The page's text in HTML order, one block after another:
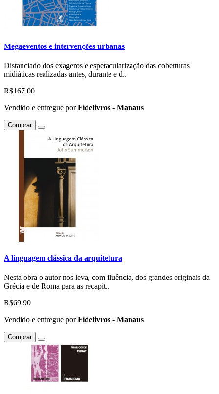
Megaeventos e intervenções urbanas
Distanciado dos exageros e espetacularização das coberturas
midiáticas realizadas antes, durante e d..
R$167,00
Vendido e entregue porFidelivros - Manaus
Comprar
A linguagem clássica da arquitetura
Nesta obra o autor nos leva, com fluência, dos grandes originais da
Grécia e de Roma para as recapit..
R$69,90
Vendido e entregue porFidelivros - Manaus
Comprar